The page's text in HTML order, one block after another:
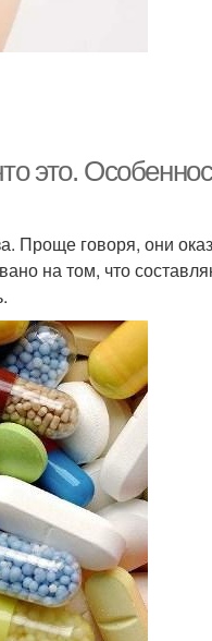
это.
Проще говоря, они
на том, что